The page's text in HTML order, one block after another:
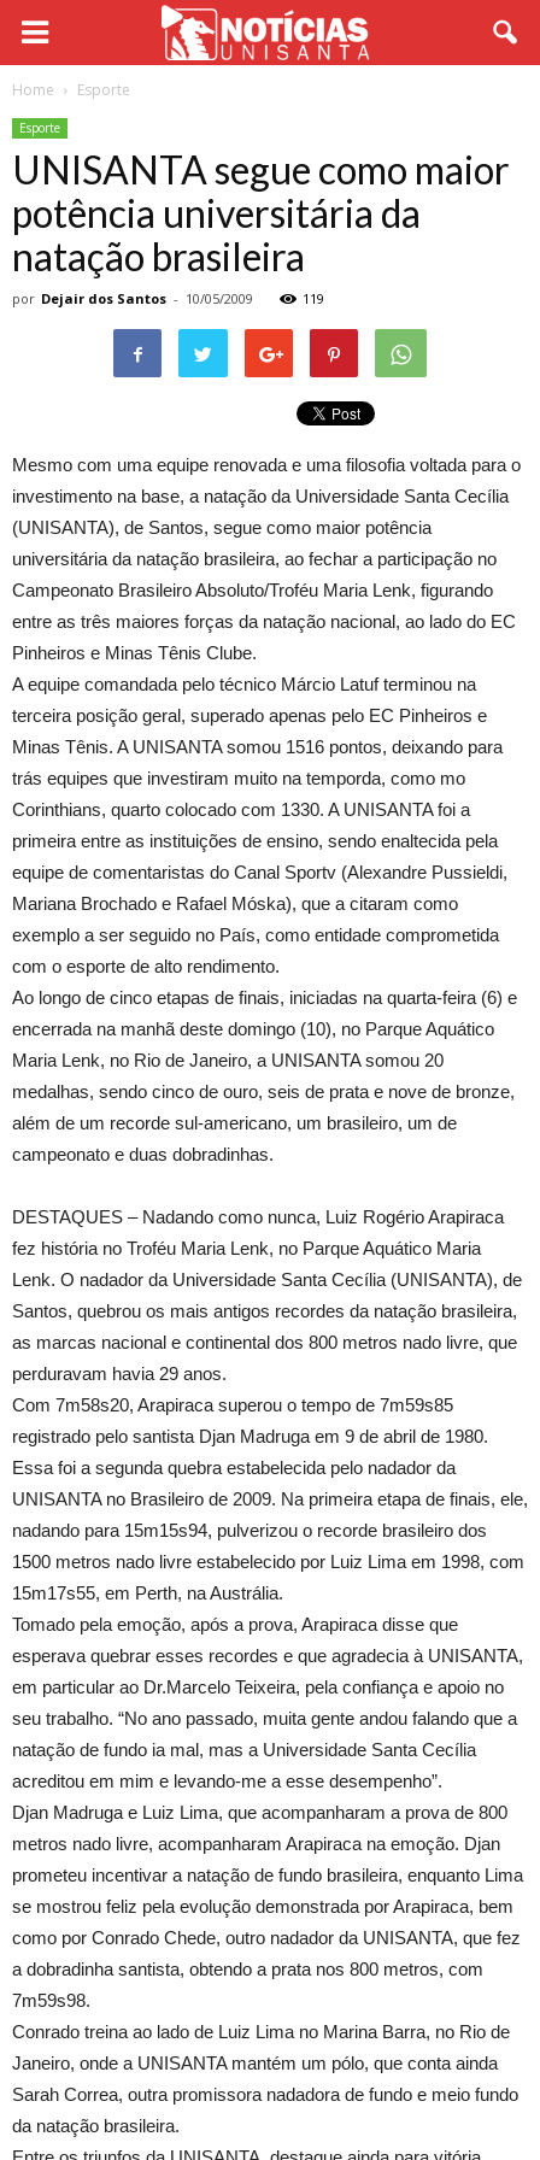
Home Esporte
Esporte
UNISANTA segue como maior
potência universitária da
natação brasileira
por Dejair dos Santos - 10/05/2009 119
Mesmo com uma equipe renovada e uma filosofia voltada para o
investimento na base, a natação da Universidade Santa Cecília
(UNISANTA), de Santos, segue como maior potência
universitária da natação brasileira, ao fechar a participação no
Campeonato Brasileiro Absoluto/Troféu Maria Lenk, figurando
entre as três maiores forças da natação nacional, ao lado do EC
Pinheiros e Minas Tênis Clube.
A equipe comandada pelo técnico Márcio Latuf terminou na
terceira posição geral, superado apenas pelo EC Pinheiros e
Minas Tênis. A UNISANTA somou 1516 pontos, deixando para
trás equipes que investiram muito na temporda, como mo
Corinthians, quarto colocado com 1330. A UNISANTA foi a
primeira entre as instituições de ensino, sendo enaltecida pela
equipe de comentaristas do Canal Sportv (Alexandre Pussieldi,
Mariana Brochado e Rafael Móska), que a citaram como
exemplo a ser seguido no País, como entidade comprometida
com o esporte de alto rendimento.
Ao longo de cinco etapas de finais, iniciadas na quarta-feira (6) e
encerrada na manhã deste domingo (10), no Parque Aquático
Maria Lenk, no Rio de Janeiro, a UNISANTA somou 20
medalhas, sendo cinco de ouro, seis de prata e nove de bronze,
além de um recorde sul-americano, um brasileiro, um de
campeonato e duas dobradinhas.
DESTAQUES – Nadando como nunca, Luiz Rogério Arapiraca
fez história no Troféu Maria Lenk, no Parque Aquático Maria
Lenk. O nadador da Universidade Santa Cecília (UNISANTA), de
Santos, quebrou os mais antigos recordes da natação brasileira,
as marcas nacional e continental dos 800 metros nado livre, que
perduravam havia 29 anos.
Com 7m58s20, Arapiraca superou o tempo de 7m59s85
registrado pelo santista Djan Madruga em 9 de abril de 1980.
Essa foi a segunda quebra estabelecida pelo nadador da
UNISANTA no Brasileiro de 2009. Na primeira etapa de finais, ele,
nadando para 15m15s94, pulverizou o recorde brasileiro dos
1500 metros nado livre estabelecido por Luiz Lima em 1998, com
15m17s55, em Perth, na Austrália.
Tomado pela emoção, após a prova, Arapiraca disse que
esperava quebrar esses recordes e que agradecia à UNISANTA,
em particular ao Dr.Marcelo Teixeira, pela confiança e apoio no
seu trabalho. “No ano passado, muita gente andou falando que a
natação de fundo ia mal, mas a Universidade Santa Cecília
acreditou em mim e levando-me a esse desempenho”.
Djan Madruga e Luiz Lima, que acompanharam a prova de 800
metros nado livre, acompanharam Arapiraca na emoção. Djan
prometeu incentivar a natação de fundo brasileira, enquanto Lima
se mostrou feliz pela evolução demonstrada por Arapiraca, bem
como por Conrado Chede, outro nadador da UNISANTA, que fez
a dobradinha santista, obtendo a prata nos 800 metros, com
7m59s98.
Conrado treina ao lado de Luiz Lima no Marina Barra, no Rio de
Janeiro, onde a UNISANTA mantém um pólo, que conta ainda
Sarah Correa, outra promissora nadadora de fundo e meio fundo
da natação brasileira.